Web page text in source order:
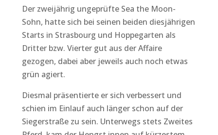
Der zweijährig ungeprüfte Sea the Moon-
Sohn, hatte sich bei seinen beiden diesjährigen
Starts in Strasbourg und Hoppegarten als
Dritter bzw. Vierter gut aus der Affaire
gezogen, dabei aber jeweils auch noch etwas
grün agiert.
Diesmal präsentierte er sich verbessert und
schien im Einlauf auch länger schon auf der
Siegerstraße zu sein. Unterwegs stets Zweites